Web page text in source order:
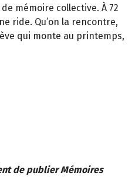
mémoire collective. À 72
ride. Qu’on la rencontre,
qui monte au printemps,
de publier Mémoires